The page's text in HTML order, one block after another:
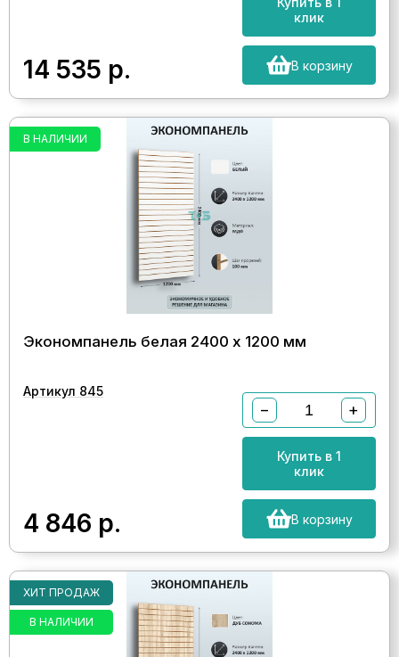
14 535 р.
клик
В корзину
В НАЛИЧИИ
Экономпанель белая 2400 х 1200 мм
Артикул 845
4 846 р.
− +
Купить в 1
клик
В корзину
ХИТ ПРОДАЖ
В НАЛИЧИИ